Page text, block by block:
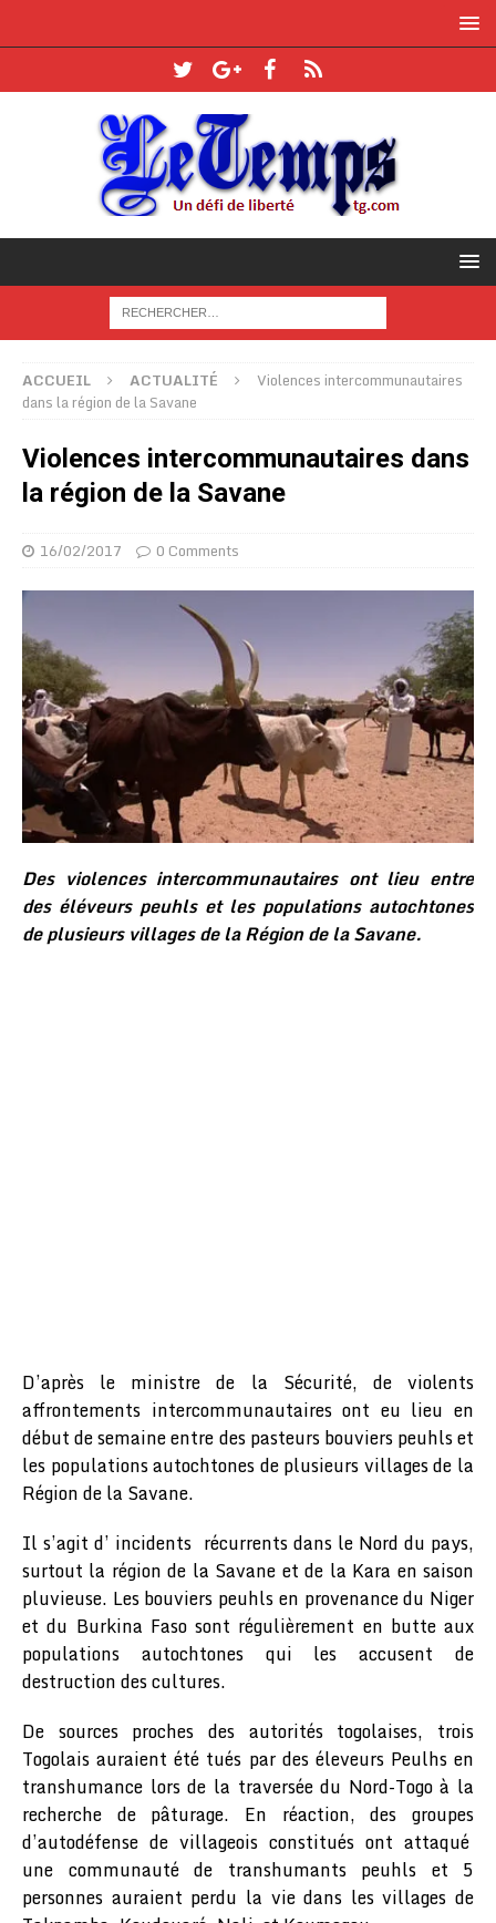
ACCUEIL ACTUALITÉ
Violences intercommunautaires
dans la région de la Savane
Violences intercommunautaires dans
la région de la Savane
16/02/2017 0 Comments
Des violences intercommunautaires ont lieu entre
des éléveurs peuhls et les populations autochtones
de plusieurs villages de la Région de la Savane.
D’après le ministre de la Sécurité, de violents
affrontements intercommunautaires ont eu lieu en
début de semaine entre des pasteurs bouviers peuhls et
les populations autochtones de plusieurs villages de la
Région de la Savane.
Il s’agit d’ incidents récurrents dans le Nord du pays,
surtout la région de la Savane et de la Kara en saison
pluvieuse. Les bouviers peuhls en provenance du Niger
et du Burkina Faso sont régulièrement en butte aux
populations autochtones qui les accusent de
destruction des cultures.
De sources proches des autorités togolaises, trois
Togolais auraient été tués par des éleveurs Peulhs en
transhumance lors de la traversée du Nord-Togo à la
recherche de pâturage. En réaction, des groupes
d’autodéfense de villageois constitués ont attaqué
une communauté de transhumants peuhls et 5
personnes auraient perdu la vie dans les villages de